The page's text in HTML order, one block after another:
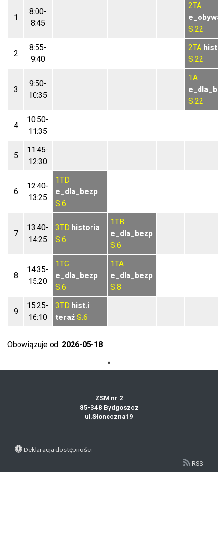
1
8:00-
8:45
2TA
S.22
2
8:55-
9:40
2TA
S.22
3
9:50-
10:35
1A
S.22
4
10:50-
11:35
5
11:45-
12:30
6
12:40-
13:25
1TD
e_dla_bezp
S.6
7
13:40-
14:25
3TD historia
S.6
1TB
e_dla_bezp
S.6
8
14:35-
15:20
1TC
e_dla_bezp
S.6
1TA
e_dla_bezp
S.8
9
15:25-
16:10
3TD hist.i
teraź S.6
Obowiązuje od: 2026-05-18
ZSM nr 2
85-348 Bydgoszcz
ul.Słoneczna19
Deklaracja dostępności
RSS